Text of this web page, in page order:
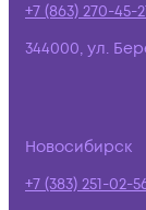
+7 (863) 270-45-
344000, ул.
Новосибирск
+7 (383) 251-02-